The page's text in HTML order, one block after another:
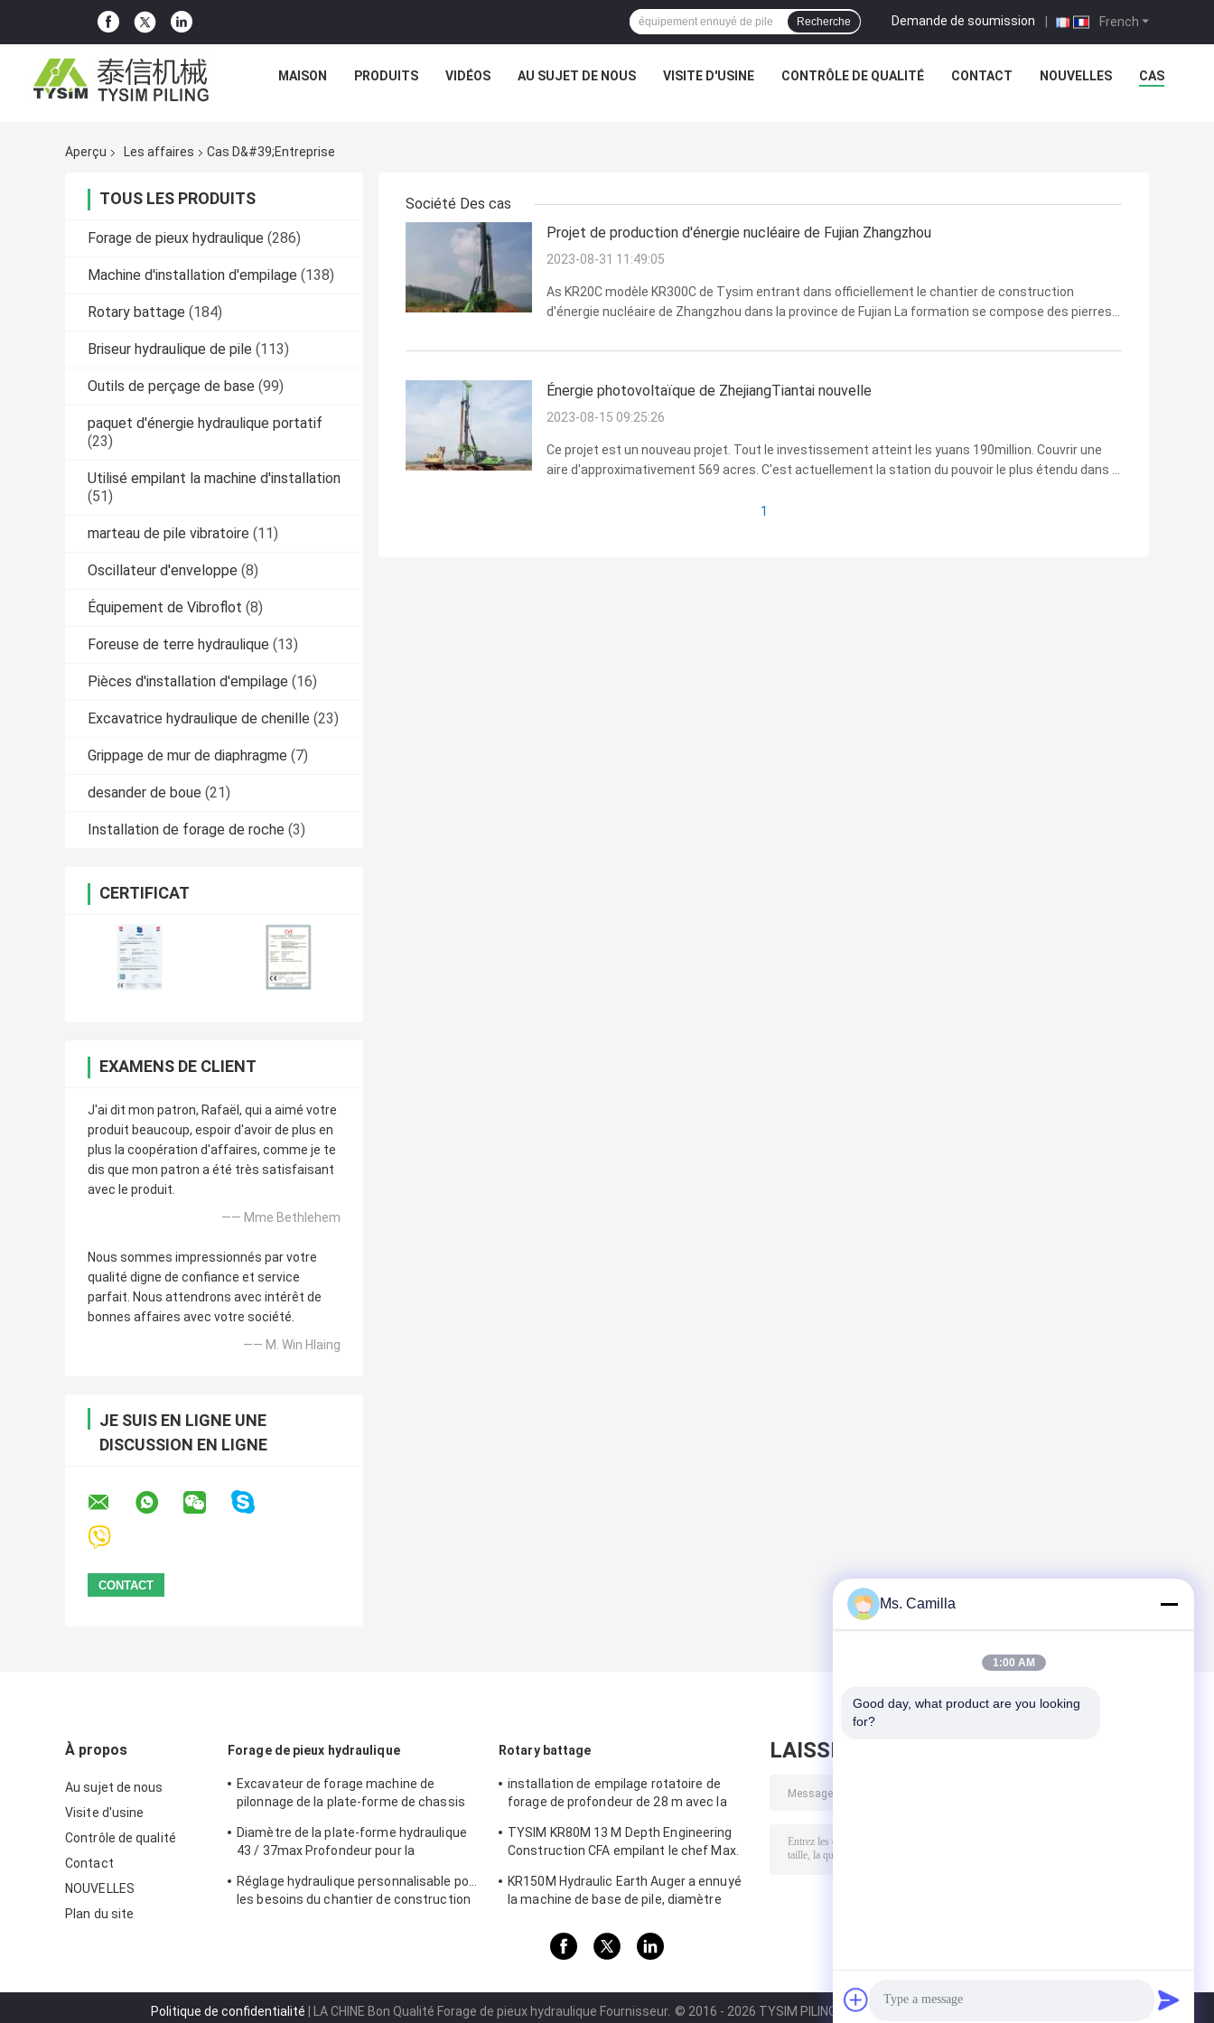
French
Demande de soumission |
Recherche
MAISON PRODUITS VIDÉOS AU SUJET DE NOUS VISITE D'USINE CONTRÔLE DE QUALITÉ CONTACT NOUVELLES CAS
Aperçu Les affaires Cas D&#39;entreprise
TOUS LES PRODUITS
Forage de pieux hydraulique (286)
Machine d'installation d'empilage (138)
Rotary battage (184)
Briseur hydraulique de pile (113)
Outils de perçage de base (99)
paquet d'énergie hydraulique portatif
(23)
Utilisé empilant la machine d'installation
(51)
marteau de pile vibratoire (11)
Oscillateur d'enveloppe (8)
Équipement de Vibroflot (8)
Foreuse de terre hydraulique (13)
Pièces d'installation d'empilage (16)
Excavatrice hydraulique de chenille (23)
Grippage de mur de diaphragme (7)
desander de boue (21)
Installation de forage de roche (3)
CERTIFICAT
EXAMENS DE CLIENT
J'ai dit mon patron, Rafaël, qui a aimé votre
produit beaucoup, espoir d'avoir de plus en
plus la coopération d'affaires, comme je te
dis que mon patron a été très satisfaisant
avec le produit.
—— Mme Bethlehem
Nous sommes impressionnés par votre
qualité digne de confiance et service
parfait. Nous attendrons avec intérêt de
bonnes affaires avec votre société.
—— M. Win Hlaing
JE SUIS EN LIGNE UNE
DISCUSSION EN LIGNE
Société Des cas
Projet de production d'énergie nucléaire de Fujian Zhangzhou
2023-08-31 11:49:05
As KR20C modèle KR300C de Tysim entrant dans officiellement le chantier de construction
d'énergie nucléaire de Zhangzhou dans la province de Fujian La formation se compose des pierres,
diamètre remblayés ...
Énergie photovoltaïque de ZhejiangTiantai nouvelle
2023-08-15 09:25:26
Ce projet est un nouveau projet. Tout le investissement atteint les yuans 190million. Couvrir une
aire d'approximativement 569 acres. C'est actuellement la station du pouvoir le plus étendu dans le
1
À propos
Au sujet de nous
Visite d'usine
Contrôle de qualité
Contact
NOUVELLES
Plan du site
Forage de pieux hydraulique
Excavateur de forage machine de
pilonnage de la plate-forme de chassis
Diamètre de la plate-forme hydraulique
43 / 37max Profondeur pour la
Réglage hydraulique personnalisable pour
les besoins du chantier de construction
Rotary battage
installation de empilage rotatoire de
forage de profondeur de 28 m avec la
80 kN.m 8 - 30 KR80A
TYSIM KR80M 13 M Depth Engineering
Construction CFA empilant le chef Max.
Drill 600 millimètres
KR150M Hydraulic Earth Auger a ennuyé
la machine de base de pile, diamètre
750 millimètres
LAISSEZ UN MESSAGE
Politique de confidentialité | LA CHINE Bon Qualité Forage de pieux hydraulique Fournisseur. © 2016 - 2026 TYSIM PILING EQUIPMENT CO., LTD. All Rights Reserved.
Ms. Camilla
1:00 AM
Good day, what product are you looking
for?